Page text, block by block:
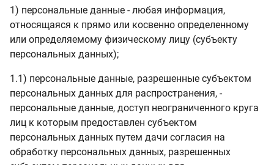
1) персональные данные - любая информация,
относящаяся к прямо или косвенно определенному
или определяемому физическому лицу (субъекту
персональных данных);
1.1) персональные данные, разрешенные субъектом
персональных данных для распространения, -
персональные данные, доступ неограниченного круга
лиц к которым предоставлен субъектом
персональных данных путем дачи согласия на
обработку персональных данных, разрешенных